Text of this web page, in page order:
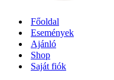
Főoldal
Események
Ajánló
Shop
Saját fiók